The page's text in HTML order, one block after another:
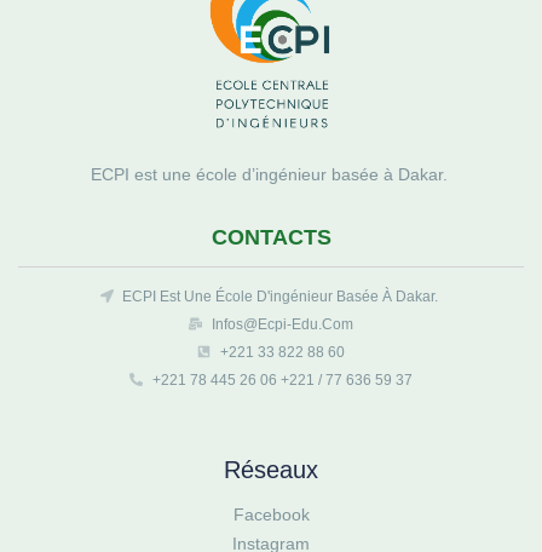
ECPI est une école d’ingénieur basée à Dakar.
CONTACTS
ECPI Est Une École D'ingénieur Basée À Dakar.
Infos@ecpi-Edu.com
+221 33 822 88 60
+221 78 445 26 06 +221 / 77 636 59 37
Réseaux
Facebook
Instagram